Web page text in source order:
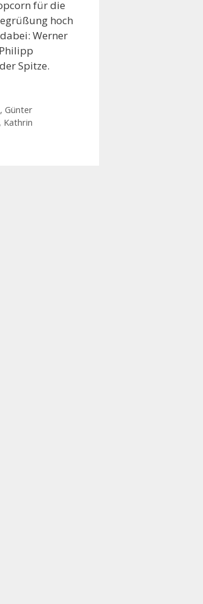
für die
hoch
Werner
Spitze.
, Günter
, Kathrin